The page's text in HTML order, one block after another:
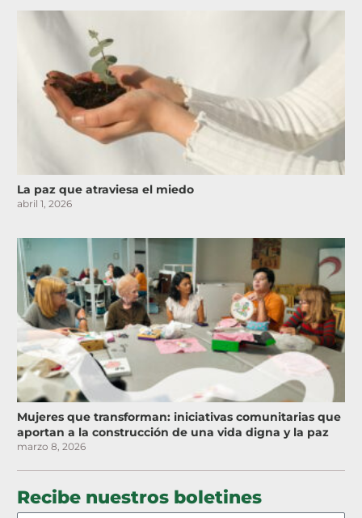
La paz que atraviesa el miedo
abril 1, 2026
Mujeres que transforman: iniciativas comunitarias que
aportan a la construcción de una vida digna y la paz
marzo 8, 2026
Recibe nuestros boletines